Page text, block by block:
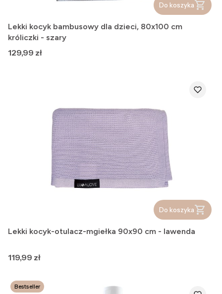
Do koszyka
Lekki kocyk bambusowy dla dzieci, 80x100 cm
króliczki - szary
Cena
129,99 zł
Do koszyka
Lekki kocyk-otulacz-mgiełka 90x90 cm - lawenda
Cena
119,99 zł
Bestseller